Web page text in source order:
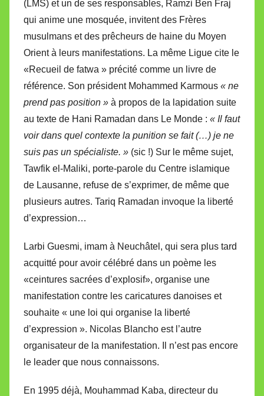
(LMS) et un de ses responsables, Ramzi Ben Fraj
qui anime une mosquée, invitent des Frères
musulmans et des prêcheurs de haine du Moyen
Orient à leurs manifestations. La même Ligue cite le
«Recueil de fatwa » précité comme un livre de
référence. Son président Mohammed Karmous « ne
prend pas position » à propos de la lapidation suite
au texte de Hani Ramadan dans Le Monde : « Il faut
voir dans quel contexte la punition se fait (…) je ne
suis pas un spécialiste. » (sic !) Sur le même sujet,
Tawfik el-Maliki, porte-parole du Centre islamique
de Lausanne, refuse de s’exprimer, de même que
plusieurs autres. Tariq Ramadan invoque la liberté
d’expression…
Larbi Guesmi, imam à Neuchâtel, qui sera plus tard
acquitté pour avoir célébré dans un poème les
«ceintures sacrées d’explosif», organise une
manifestation contre les caricatures danoises et
souhaite « une loi qui organise la liberté
d’expression ». Nicolas Blancho est l’autre
organisateur de la manifestation. Il n’est pas encore
le leader que nous connaissons.
En 1995 déjà, Mouhammad Kaba, directeur du